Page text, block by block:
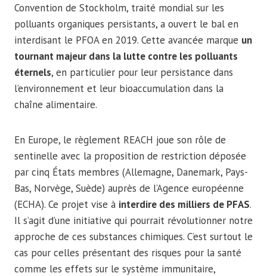
Convention de Stockholm, traité mondial sur les
polluants organiques persistants, a ouvert le bal en
interdisant le PFOA en 2019. Cette avancée marque un
tournant majeur dans la lutte contre les polluants
éternels, en particulier pour leur persistance dans
l’environnement et leur bioaccumulation dans la
chaîne alimentaire.
En Europe, le règlement REACH joue son rôle de
sentinelle avec la proposition de restriction déposée
par cinq États membres (Allemagne, Danemark, Pays-
Bas, Norvège, Suède) auprès de l’Agence européenne
(ECHA). Ce projet vise à interdire des milliers de PFAS.
Il s’agit d’une initiative qui pourrait révolutionner notre
approche de ces substances chimiques. C’est surtout le
cas pour celles présentant des risques pour la santé
comme les effets sur le système immunitaire,